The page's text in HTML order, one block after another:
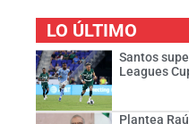
LO ÚLTIMO
Santos
Leagues
Plantea